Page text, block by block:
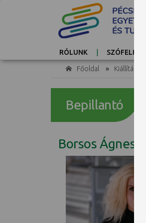
RÓLUNK SZÓFELHŐ
Főoldal » Kiállításaink
Bepillantó
Borsos Ágnes